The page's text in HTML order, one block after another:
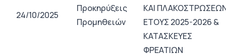
24/10/2025
Προκηρύξεις
Προμηθειών
ΚΑΙ
ΕΤΟΥΣ 2025-2026 &
ΚΑΤΑΣΚΕΥΕΣ
ΦΡΕΑΤΙΩΝ